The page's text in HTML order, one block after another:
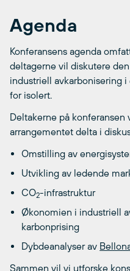
Agenda
Konferansens agenda
deltagerne vil diskutere
industriell avkarbonisering
for isolert.
Deltakerne på
arrangementet delta i
Omstilling av
Utvikling av ledende
CO2-infrastruktur
Økonomien i industriell
karbonprising
Dybdeanalyser av
Sammen vil vi utforske